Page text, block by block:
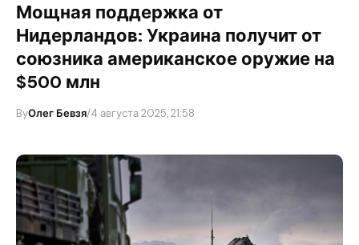
Мощная поддержка от
Нидерландов: Украина получит от
союзника американское оружие на
$500 млн
ByОлег Бевзя/4 августа 2025, 21:58